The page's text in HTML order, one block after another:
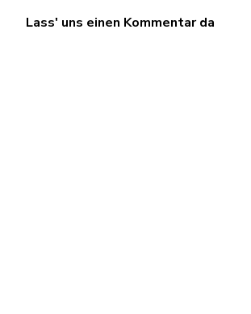
Lass' uns einen Kommentar da